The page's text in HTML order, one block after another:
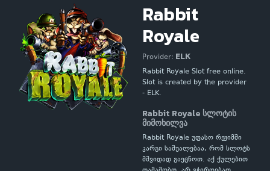
Rabbit
Royale
Provider: ELK
Rabbit Royale Slot free online.
Slot is created by the provider
- ELK.
Rabbit Royale სლოტის
მიმოხილვა
Rabbit Royale უფასო რეჟიმში
კარგი საშუალებაა, რომ სლოტს
მშვიდად გაეცნოთ. აქ ქულებით